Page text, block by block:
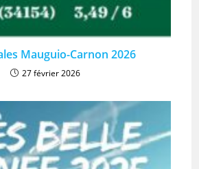
Mauguio-Carnon 2026
27 février 2026